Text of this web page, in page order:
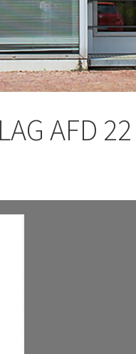
AFD 22